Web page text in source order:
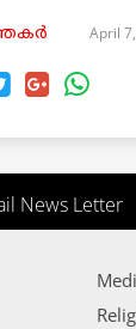
April
News Letter